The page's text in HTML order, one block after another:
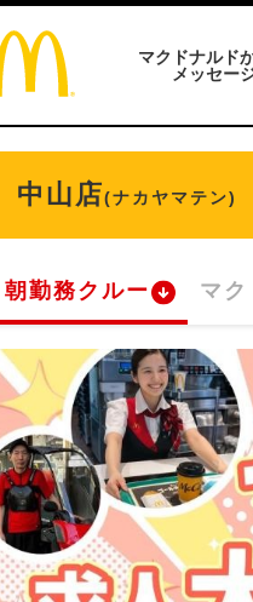
マクドナルド
メッセー
中山店(ナカヤマテン)
朝勤務クルー マ